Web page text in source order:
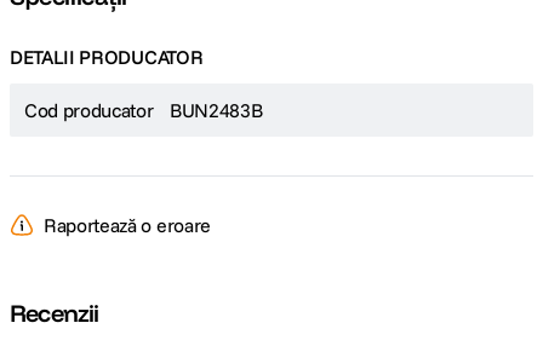
DETALII PRODUCATOR
Cod producator BUN2483B
Raportează o eroare
Recenzii